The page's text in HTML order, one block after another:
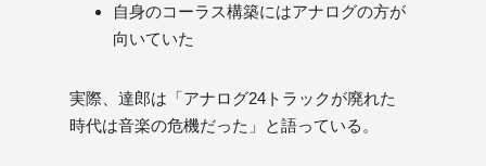
自身のコーラス構築にはアナログの方が
向いていた
実際、達郎は「アナログ24トラックが廃れた
時代は音楽の危機だった」と語っている。